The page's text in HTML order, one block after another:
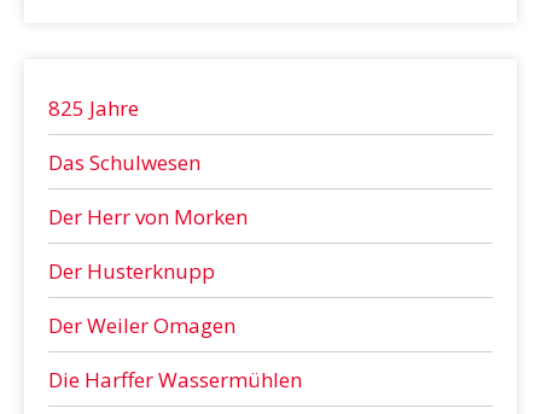
825 Jahre
Das Schulwesen
Der Herr von Morken
Der Husterknupp
Der Weiler Omagen
Die Harffer Wassermühlen